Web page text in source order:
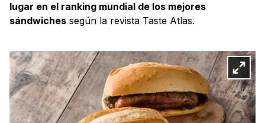
lugar en el ranking mundial de los mejores
sándwiches según la revista Taste Atlas.